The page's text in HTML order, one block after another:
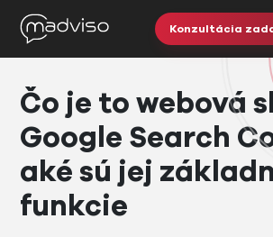
Konzultácia
Čo je to webová
Google Search
aké sú jej
funkcie